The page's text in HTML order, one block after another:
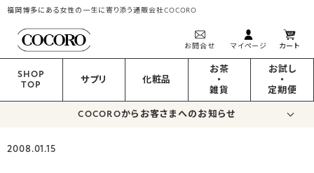
福岡博多にある女性の一生に寄り添う通販会社COCORO
お問合せ マイページ カート
SHOP
TOP
サプリ 化粧品
お茶
・
雑貨
お試し
・
定期便
COCOROからお客さまへのお知らせ
2008.01.15